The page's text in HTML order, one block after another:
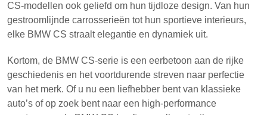
CS-modellen ook geliefd om hun tijdloze design. Van hun
gestroomlijnde carrosserieën tot hun sportieve interieurs,
elke BMW CS straalt elegantie en dynamiek uit.
Kortom, de BMW CS-serie is een eerbetoon aan de rijke
geschiedenis en het voortdurende streven naar perfectie
van het merk. Of u nu een liefhebber bent van klassieke
auto’s of op zoek bent naar een high-performance